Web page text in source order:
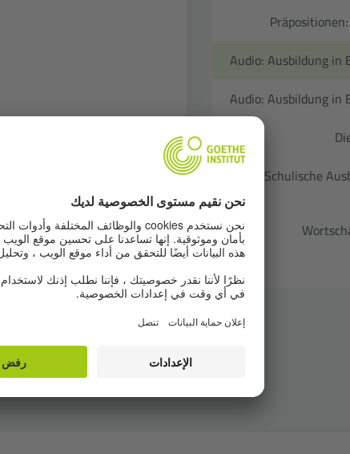
Audio: Ausbildung in
Audio: Ausbildung in
Schulische